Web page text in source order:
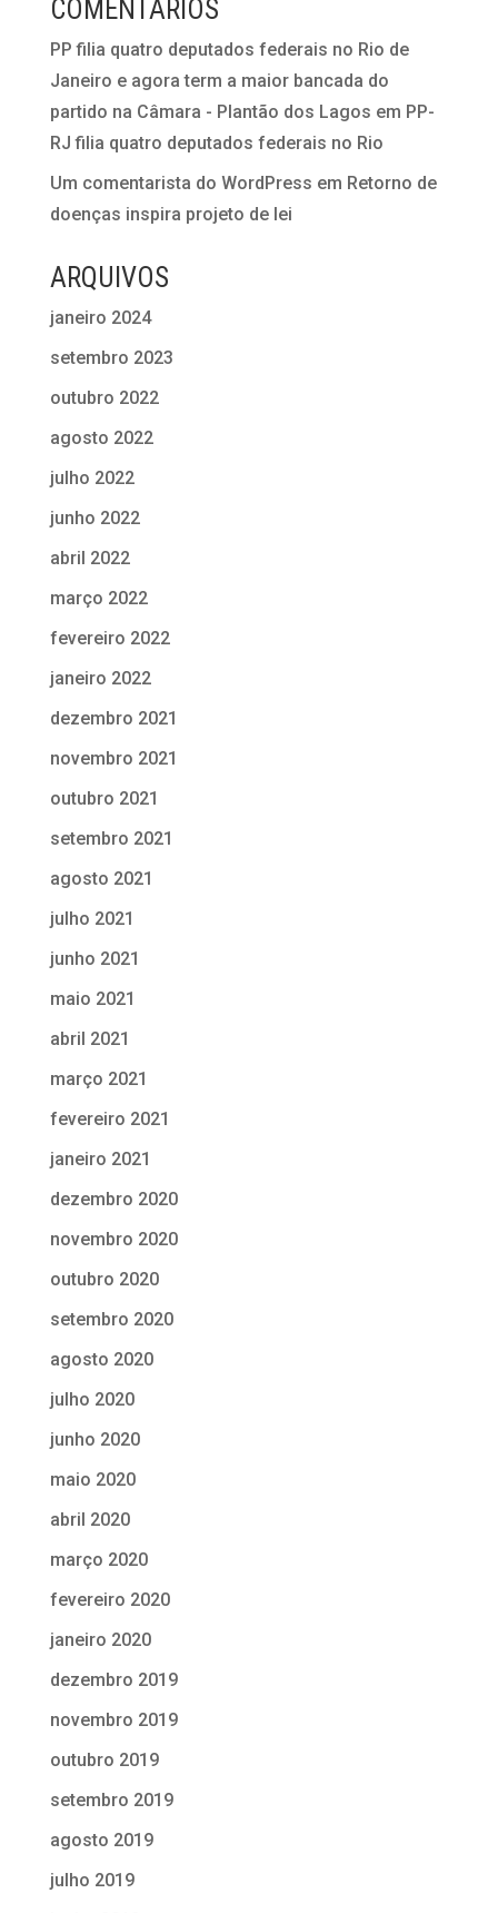
COMENTÁRIOS
PP filia quatro deputados federais no Rio de
Janeiro e agora term a maior bancada do
partido na Câmara - Plantão dos Lagos em PP-
RJ filia quatro deputados federais no Rio
Um comentarista do WordPress em Retorno de
doenças inspira projeto de lei
ARQUIVOS
janeiro 2024
setembro 2023
outubro 2022
agosto 2022
julho 2022
junho 2022
abril 2022
março 2022
fevereiro 2022
janeiro 2022
dezembro 2021
novembro 2021
outubro 2021
setembro 2021
agosto 2021
julho 2021
junho 2021
maio 2021
abril 2021
março 2021
fevereiro 2021
janeiro 2021
dezembro 2020
novembro 2020
outubro 2020
setembro 2020
agosto 2020
julho 2020
junho 2020
maio 2020
abril 2020
março 2020
fevereiro 2020
janeiro 2020
dezembro 2019
novembro 2019
outubro 2019
setembro 2019
agosto 2019
julho 2019